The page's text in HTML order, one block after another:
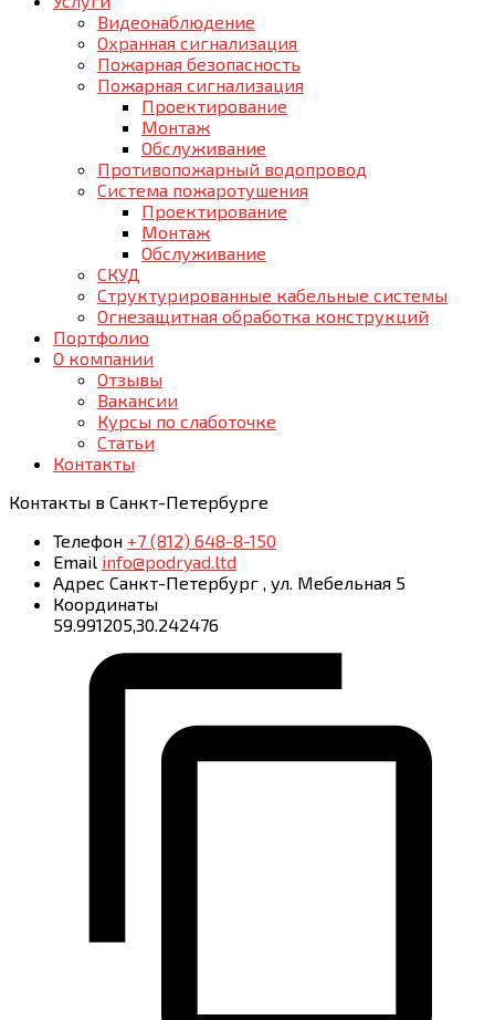
Видеонаблюдение
Охранная сигнализация
Пожарная безопасность
Пожарная сигнализация
Проектирование
Монтаж
Обслуживание
Противопожарный водопровод
Система пожаротушения
Проектирование
Монтаж
Обслуживание
СКУД
Структурированные кабельные системы
Огнезащитная обработка конструкций
Портфолио
О компании
Отзывы
Вакансии
Курсы по слаботочке
Статьи
Контакты
Контакты в Санкт-Петербурге
Телефон +7 (812) 648-8-150
Email info@podryad.ltd
Адрес Санкт-Петербург , ул. Мебельная 5
Координаты
59.991205,30.242476